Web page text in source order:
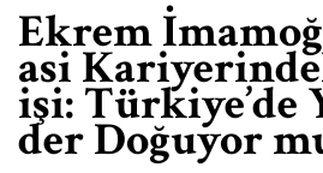
Ekrem
asi
işi: Türkiye’de
der Doğuyor